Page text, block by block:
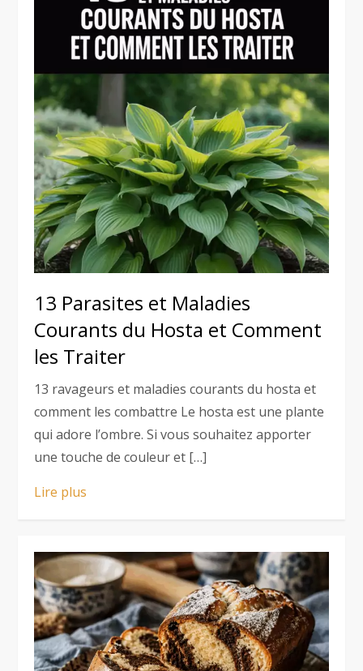
13 Parasites et Maladies
Courants du Hosta et Comment
les Traiter
13 ravageurs et maladies courants du hosta et
comment les combattre Le hosta est une plante
qui adore l’ombre. Si vous souhaitez apporter
une touche de couleur et […]
Lire plus